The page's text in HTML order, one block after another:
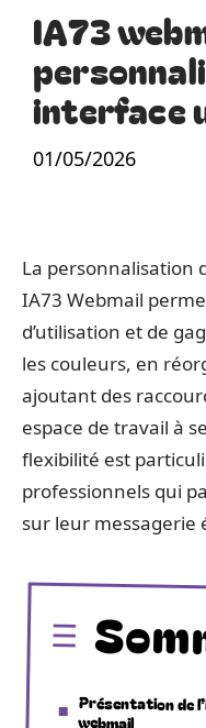
IA73
interface
01/05/2026
La personnalisation
IA73 Webmail
d’utilisation et de
les couleurs, en
ajoutant des
espace de travail à
flexibilité est
professionnels qui
sur leur messagerie
Présentation de
webmail